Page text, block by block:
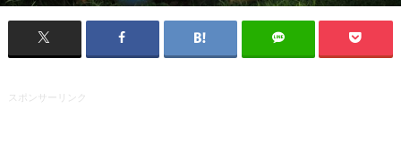
スポンサーリンク